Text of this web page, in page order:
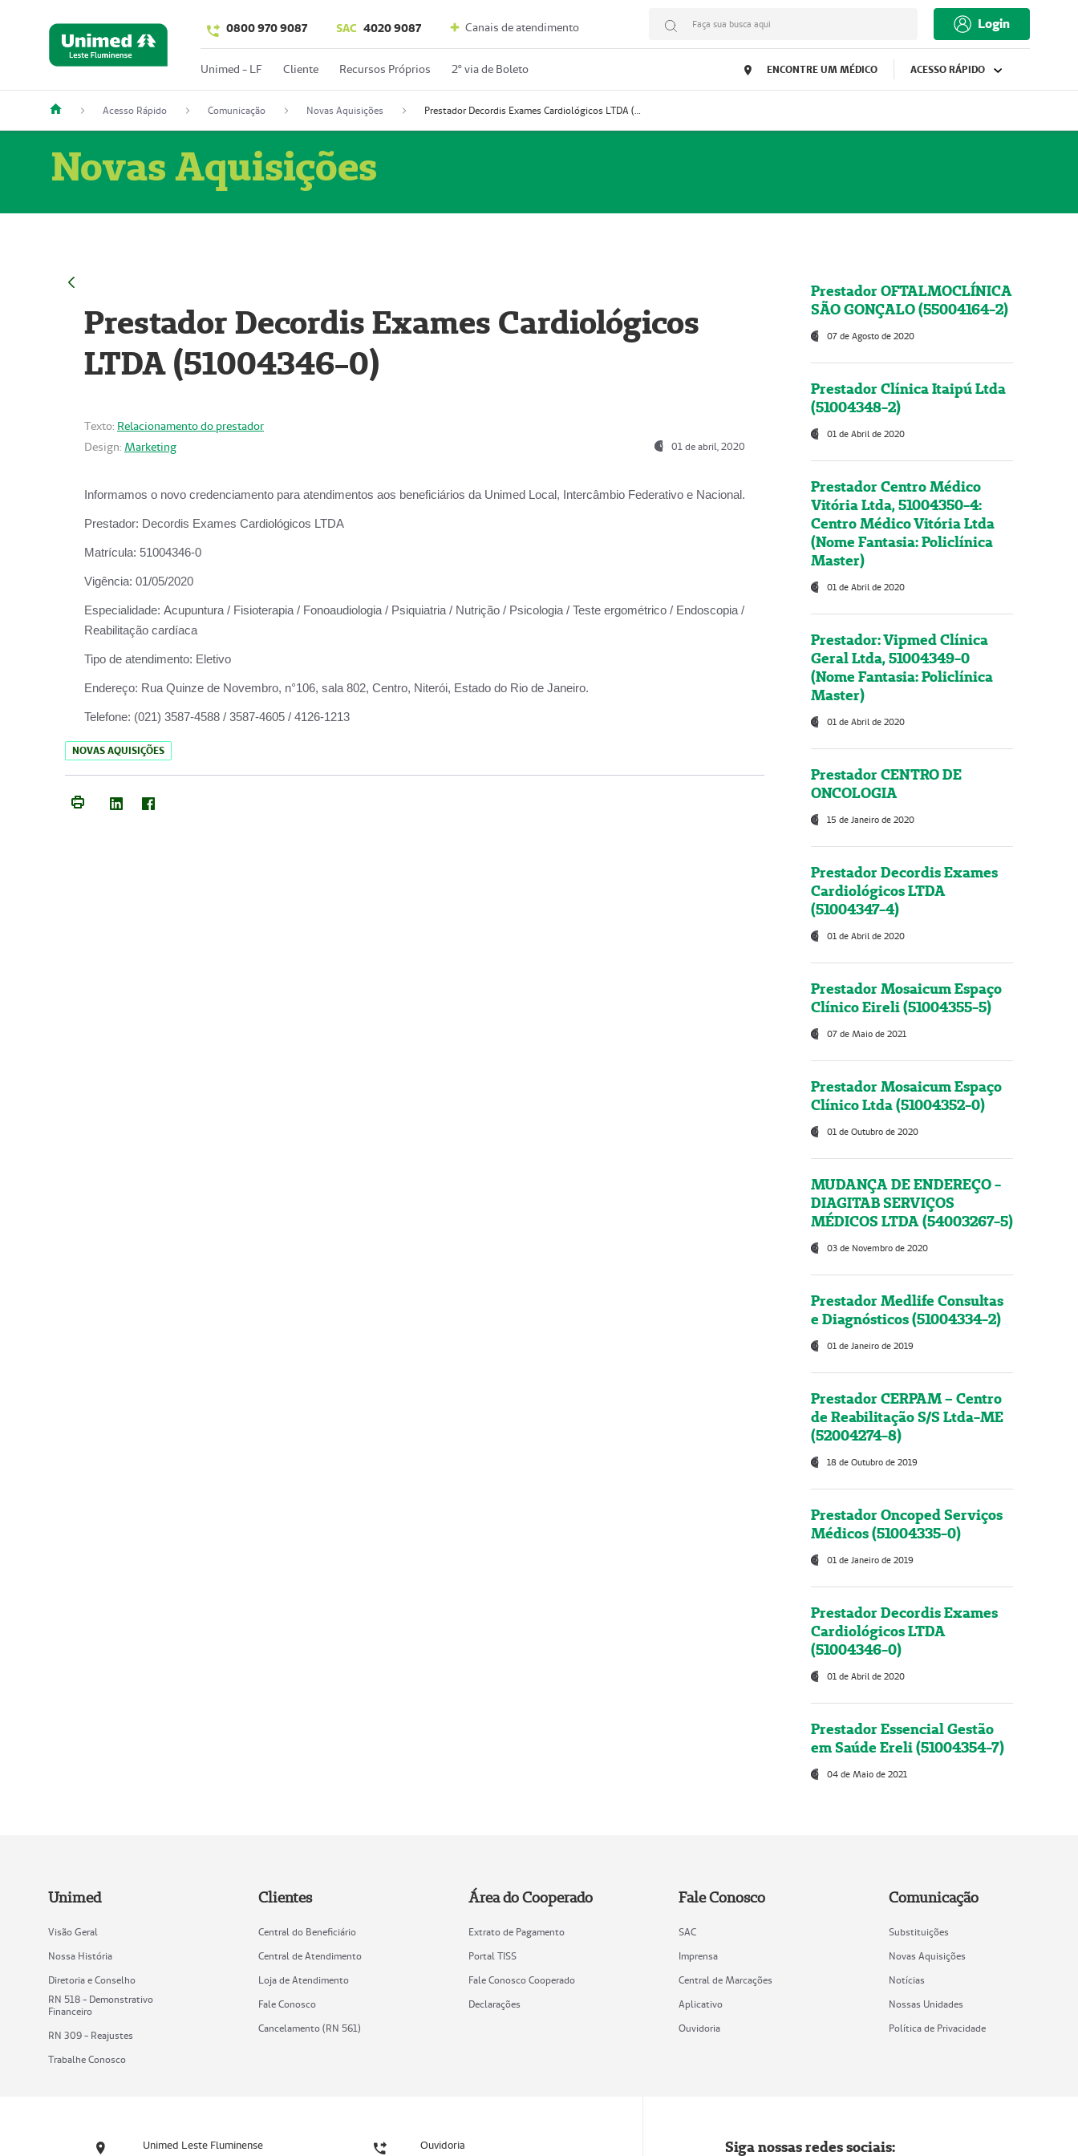
0800 970 9087 SAC 4020 9087 Canais de atendimento Faça sua busca aqui Login
Unimed - LF Cliente Recursos Próprios 2º via de Boleto ENCONTRE UM MÉDICO ACESSO RÁPIDO
Acesso Rápido Comunicação Novas Aquisições Prestador Decordis Exames Cardiológicos LTDA (51004346-0)
Novas Aquisições
Prestador Decordis Exames Cardiológicos
LTDA (51004346-0)
Texto: Relacionamento do prestador
Design: Marketing 01 de abril, 2020
Informamos o novo credenciamento para atendimentos aos beneficiários da Unimed Local, Intercâmbio Federativo e Nacional.
Prestador: Decordis Exames Cardiológicos LTDA
Matrícula: 51004346-0
Vigência: 01/05/2020
Especialidade: Acupuntura / Fisioterapia / Fonoaudiologia / Psiquiatria / Nutrição / Psicologia / Teste ergométrico / Endoscopia /
Reabilitação cardíaca
Tipo de atendimento: Eletivo
Endereço: Rua Quinze de Novembro, n°106, sala 802, Centro, Niterói, Estado do Rio de Janeiro.
Telefone: (021) 3587-4588 / 3587-4605 / 4126-1213
NOVAS AQUISIÇÕES
Prestador OFTALMOCLÍNICA
SÃO GONÇALO (55004164-2)
07 de Agosto de 2020
Prestador Clínica Itaipú Ltda
(51004348-2)
01 de Abril de 2020
Prestador Centro Médico
Vitória Ltda, 51004350-4:
Centro Médico Vitória Ltda
(Nome Fantasia: Policlínica
Master)
01 de Abril de 2020
Prestador: Vipmed Clínica
Geral Ltda, 51004349-0
(Nome Fantasia: Policlínica
Master)
01 de Abril de 2020
Prestador CENTRO DE
ONCOLOGIA
15 de Janeiro de 2020
Prestador Decordis Exames
Cardiológicos LTDA
(51004347-4)
01 de Abril de 2020
Prestador Mosaicum Espaço
Clínico Eireli (51004355-5)
07 de Maio de 2021
Prestador Mosaicum Espaço
Clínico Ltda (51004352-0)
01 de Outubro de 2020
MUDANÇA DE ENDEREÇO -
DIAGITAB SERVIÇOS
MÉDICOS LTDA (54003267-5)
03 de Novembro de 2020
Prestador Medlife Consultas
e Diagnósticos (51004334-2)
01 de Janeiro de 2019
Prestador CERPAM – Centro
de Reabilitação S/S Ltda-ME
(52004274-8)
18 de Outubro de 2019
Prestador Oncoped Serviços
Médicos (51004335-0)
01 de Janeiro de 2019
Prestador Decordis Exames
Cardiológicos LTDA
(51004346-0)
01 de Abril de 2020
Prestador Essencial Gestão
em Saúde Ereli (51004354-7)
04 de Maio de 2021
Unimed
Visão Geral
Nossa História
Diretoria e Conselho
RN 518 - Demonstrativo
Financeiro
RN 309 - Reajustes
Trabalhe Conosco
Clientes
Central do Beneficiário
Central de Atendimento
Loja de Atendimento
Fale Conosco
Cancelamento (RN 561)
Área do Cooperado
Extrato de Pagamento
Portal TISS
Fale Conosco Cooperado
Declarações
Fale Conosco
SAC
Imprensa
Central de Marcações
Aplicativo
Ouvidoria
Comunicação
Substituições
Novas Aquisições
Notícias
Nossas Unidades
Política de Privacidade
Unimed Leste Fluminense Ouvidoria Siga nossas redes sociais: